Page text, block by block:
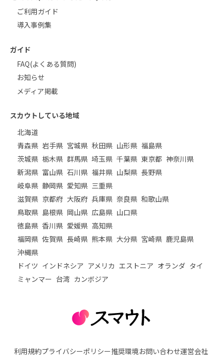
ご利用ガイド
導入事例集
ガイド
FAQ(よくある質問)
お知らせ
メディア掲載
スカウトしている地域
北海道
青森県 岩手県 宮城県 秋田県 山形県 福島県
茨城県 栃木県 群馬県 埼玉県 千葉県 東京都 神奈川県
新潟県 富山県 石川県 福井県 山梨県 長野県
岐阜県 静岡県 愛知県 三重県
滋賀県 京都府 大阪府 兵庫県 奈良県 和歌山県
鳥取県 島根県 岡山県 広島県 山口県
徳島県 香川県 愛媛県 高知県
福岡県 佐賀県 長崎県 熊本県 大分県 宮崎県 鹿児島県
沖縄県
ドイツ インドネシア アメリカ エストニア オランダ タイ
ミャンマー 台湾 カンボジア
利用規約プライバシーポリシー推奨環境お問い合わせ運営会社